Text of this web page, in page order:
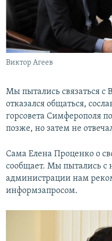
Виктор Агеев
Мы пытались связаться
отказался общаться,
горсовета Симферополя
позже, но затем не
Сама Елена Проценко о
сообщает. Мы пытались с
администрации нам
информзапросом.